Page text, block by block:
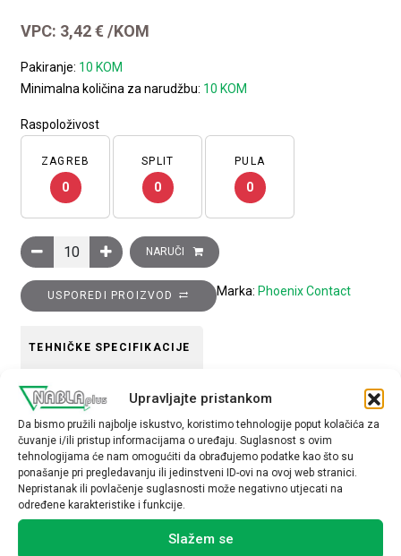
Upravljajte pristankom
Da bismo pružili najbolje iskustvo, koristimo tehnologije poput kolačića za
čuvanje i/ili pristup informacijama o uređaju. Suglasnost s ovim
tehnologijama će nam omogućiti da obrađujemo podatke kao što su
ponašanje pri pregledavanju ili jedinstveni ID-ovi na ovoj web stranici.
Nepristanak ili povlačenje suglasnosti može negativno utjecati na
određene karakteristike i funkcije.
Slažem se
VPC: 3,42€ /KOM
Pakiranje: 10 KOM
Minimalna količina za narudžbu: 10 KOM
Raspoloživost
ZAGREB
0
SPLIT
0
PULA
0
Kratkospojnik, 10-polni, razmak: 8.2 mm, srebrni, FB 10-
NARUČI
USPOREDI PROIZVOD Marka: Phoenix Contact
TEHNIČKE SPECIFIKACIJE
Tip opreme
Kratkospojnik
Povezani proizvodi